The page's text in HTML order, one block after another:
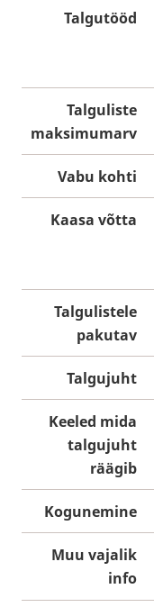
Talgutööd
Talguliste
maksimumarv
Vabu kohti
Kaasa võtta
Talgulistele
pakutav
Talgujuht
Keeled mida
talgujuht
räägib
Kogunemine
Muu vajalik
info